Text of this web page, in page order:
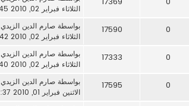
الثلاثاء فبراير 02, 2010 12:45 pm
0
17590 بواسطة صارم الدين الزيدي
الثلاثاء فبراير 02, 2010 12:42 pm
0
17333 بواسطة صارم الدين الزيدي
الثلاثاء فبراير 02, 2010 12:40 pm
0
17595 بواسطة صارم الدين الزيدي
الاثنين فبراير 01, 2010 12:37 am